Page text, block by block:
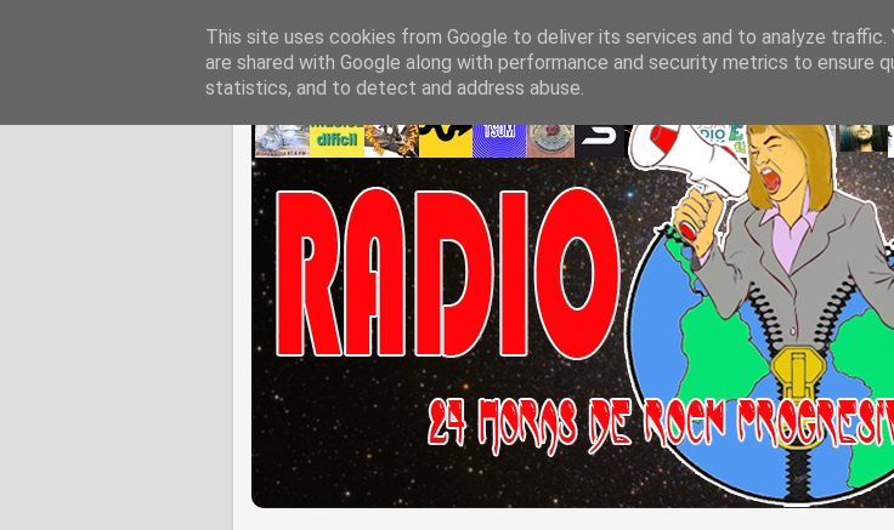
This site uses cookies from Google to deliver its services and to analyze traffic.
are shared with Google along with performance and security metrics to ensure
statistics, and to detect and address abuse.